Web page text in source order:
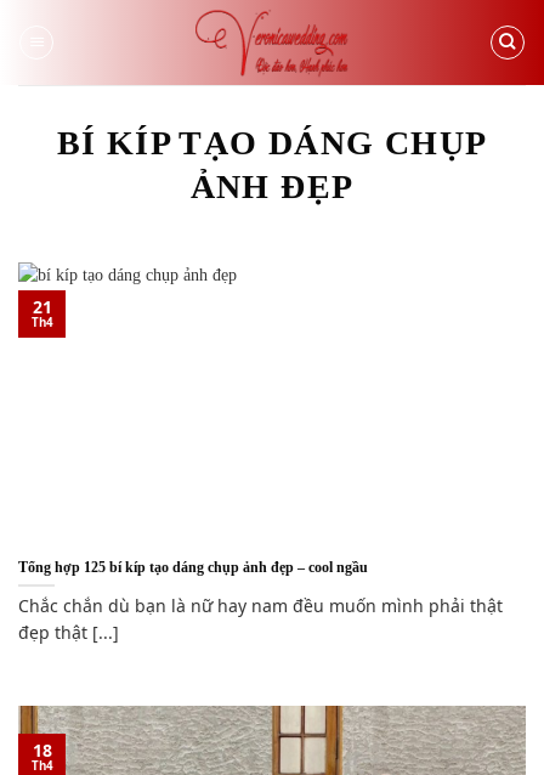
BÍ KÍP TẠO DÁNG CHỤP
ẢNH ĐẸP
Tổng hợp 125 bí kíp tạo dáng chụp ảnh đẹp – cool ngầu
Chắc chắn dù bạn là nữ hay nam đều muốn mình phải thật
đẹp thật [...]
21
Th4
18
Th4